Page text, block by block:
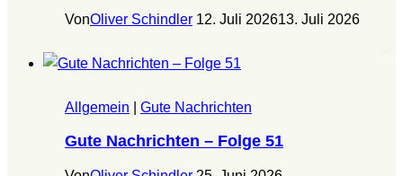
VonOliver Schindler 12. Juli 202613. Juli 2026
Allgemein Gute Nachrichten
Gute Nachrichten – Folge 51